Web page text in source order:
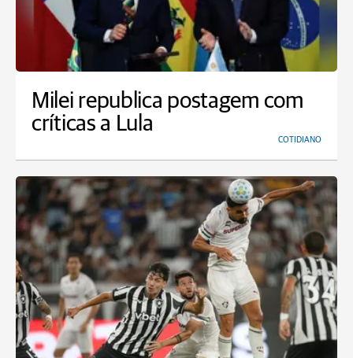
Milei republica postagem com
críticas a Lula
COTIDIANO